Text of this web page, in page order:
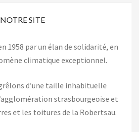
SITE
1958 par un élan de solidarité, en
climatique exceptionnel.
d’une taille inhabituelle
strasbourgeoise et
et les toitures de la Robertsau.